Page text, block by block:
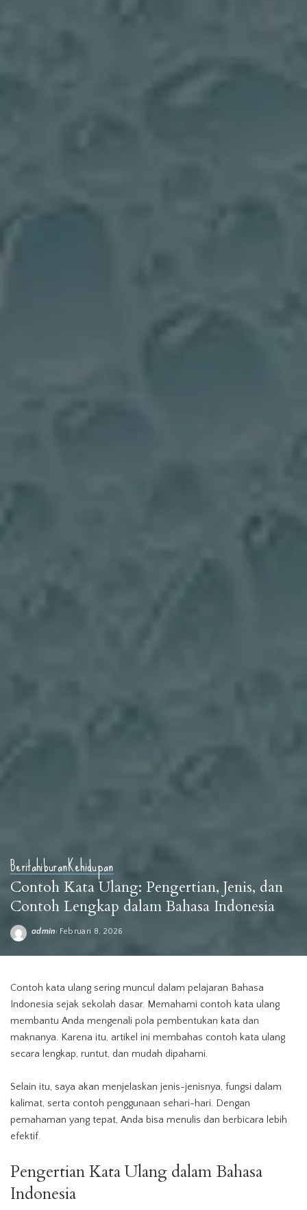
BeritahiburanKehidupan
Contoh Kata Ulang: Pengertian, Jenis, dan
Contoh Lengkap dalam Bahasa Indonesia
Posted
admin Februari 8, 2026
Contoh kata ulang sering muncul dalam pelajaran Bahasa
Indonesia sejak sekolah dasar. Memahami contoh kata ulang
membantu Anda mengenali pola pembentukan kata dan
maknanya. Karena itu, artikel ini membahas contoh kata ulang
secara lengkap, runtut, dan mudah dipahami.
Selain itu, saya akan menjelaskan jenis-jenisnya, fungsi dalam
kalimat, serta contoh penggunaan sehari-hari. Dengan
pemahaman yang tepat, Anda bisa menulis dan berbicara lebih
efektif.
Pengertian Kata Ulang dalam Bahasa
Indonesia